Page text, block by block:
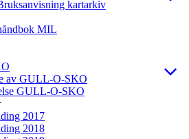
kartarkiv
MIL
av GULL-O-SKO
GULL-O-SKO
2017
2018